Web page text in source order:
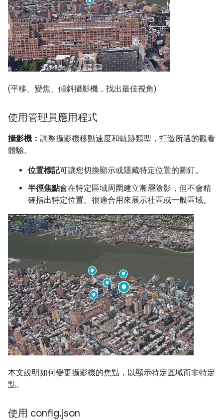
(平移、變焦、傾斜攝影機，找出最佳視角)
使用管理員應用程式
攝影機： 調整攝影機移動速度和軌跡類型，打造所選的觀看
體驗。
位置標記可讓您切換顯示或隱藏特定位置的圖釘。
半徑焦點會在特定區域周圍建立漸層陰影，但不會精
確指出特定位置。很適合用來展示社區或一般區域。
本文說明如何變更攝影機的焦點，以顯示特定區域而非特定
點。
使用 config.json